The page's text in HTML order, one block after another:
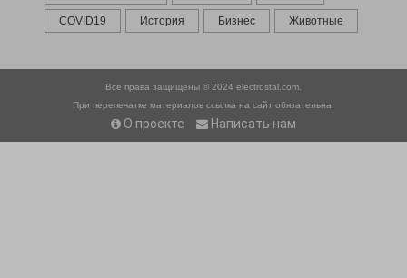
COVID19 История Бизнес Животные
Все права защищены © 2024 electrostal.com.
При перепечатке материалов ссылка на сайт обязательна.
О проекте Написать нам